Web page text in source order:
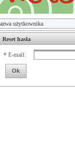
Reset hasła
* E-mail:
Ok